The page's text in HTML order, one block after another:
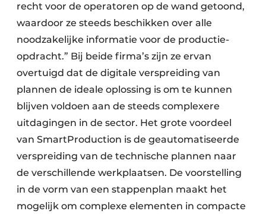
recht voor de operatoren op de wand getoond,
waardoor ze steeds beschikken over alle
noodzakelijke informatie voor de productie-
opdracht.” Bij beide firma’s zijn ze ervan
overtuigd dat de digitale verspreiding van
plannen de ideale oplossing is om te kunnen
blijven voldoen aan de steeds complexere
uitdagingen in de sector. Het grote voordeel
van SmartProduction is de geautomatiseerde
verspreiding van de technische plannen naar
de verschillende werkplaatsen. De voorstelling
in de vorm van een stappenplan maakt het
mogelijk om complexe elementen in compacte